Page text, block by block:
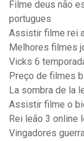
Filme deus não
portugues
Assistir filme rei
Melhores filmes
Vicks 6
Preço de filmes
La sombra de la
Assistir filme o
Rei leão 3 online
Vingadores